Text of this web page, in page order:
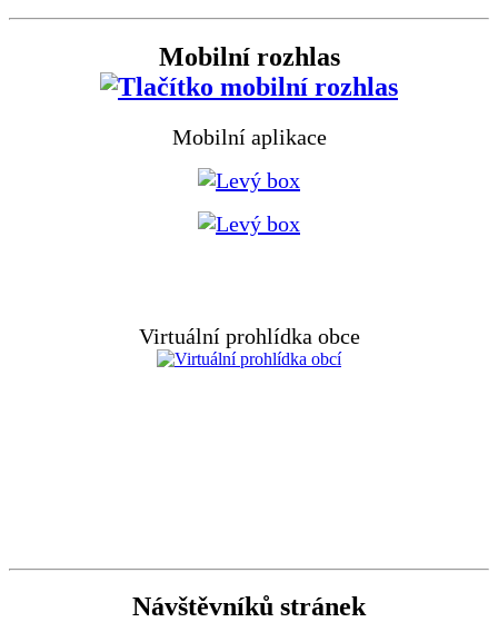
Mobilní rozhlas
Mobilní aplikace
Virtuální prohlídka obce
Návštěvníků stránek